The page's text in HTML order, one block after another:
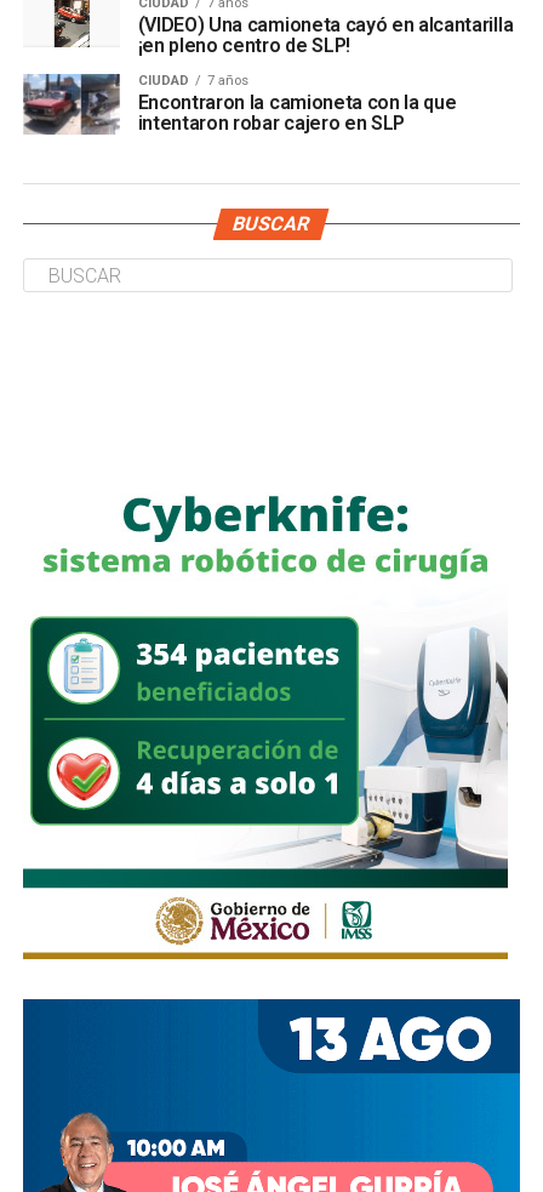
(VIDEO) Una camioneta cayó en alcantarilla
¡en pleno centro de SLP!
CIUDAD 7 años
Encontraron la camioneta con la que
intentaron robar cajero en SLP
BUSCAR